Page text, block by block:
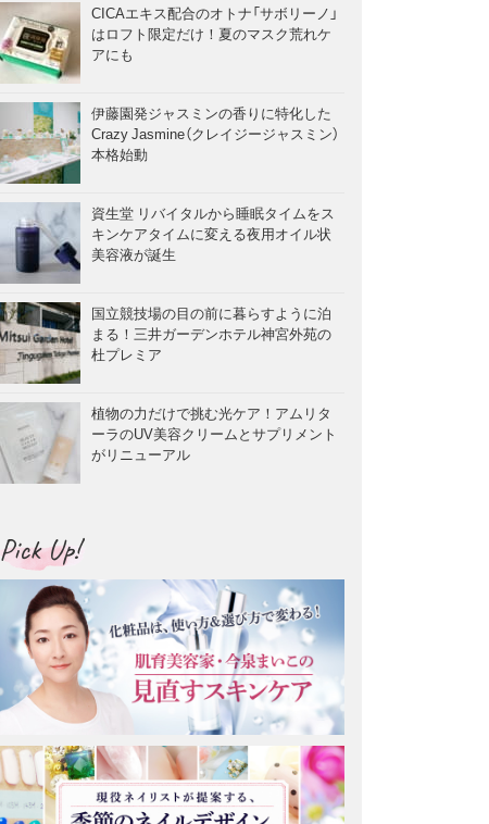
CICAエキス配合のオトナ「サボリーノ」
はロフト限定だけ！夏のマスク荒れケ
アにも
伊藤園発ジャスミンの香りに特化した
Crazy Jasmine（クレイジージャスミン）
本格始動
資生堂 リバイタルから睡眠タイムをス
キンケアタイムに変える夜用オイル状
美容液が誕生
国立競技場の目の前に暮らすように泊
まる！三井ガーデンホテル神宮外苑の
杜プレミア
植物の力だけで挑む光ケア！アムリタ
ーラのUV美容クリームとサプリメント
がリニューアル
Pick Up!